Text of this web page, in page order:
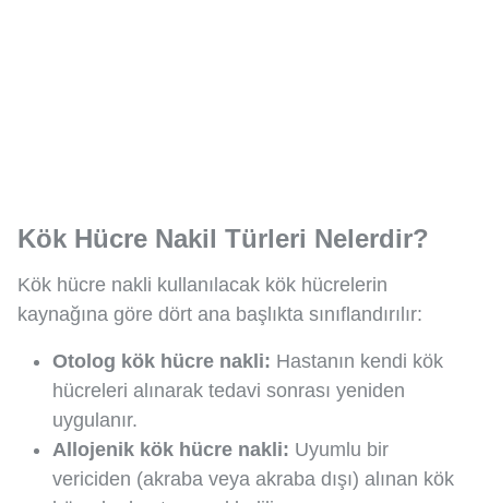
Kök Hücre Nakil Türleri Nelerdir?
Kök hücre nakli kullanılacak kök hücrelerin
kaynağına göre dört ana başlıkta sınıflandırılır:
Otolog kök hücre nakli: Hastanın kendi kök
hücreleri alınarak tedavi sonrası yeniden
uygulanır.
Allojenik kök hücre nakli: Uyumlu bir
vericiden (akraba veya akraba dışı) alınan kök